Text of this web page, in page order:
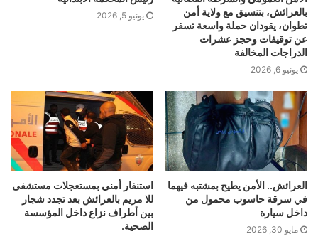
بالعرائش، بتنسيق مع ولاية أمن
تطوان، يقودان حملة واسعة تسفر
عن توقيفات وحجز عشرات
الدراجات المخالفة
يونيو 6, 2026
يونيو 5, 2026
العرائش.. الأمن يطيح بمشتبه فيهما
في سرقة حاسوب محمول من
داخل سيارة
مايو 30, 2026
استنفار أمني بمستعجلات مستشفى
للا مريم بالعرائش بعد تجدد شجار
بين أطراف نزاع داخل المؤسسة
الصحية.